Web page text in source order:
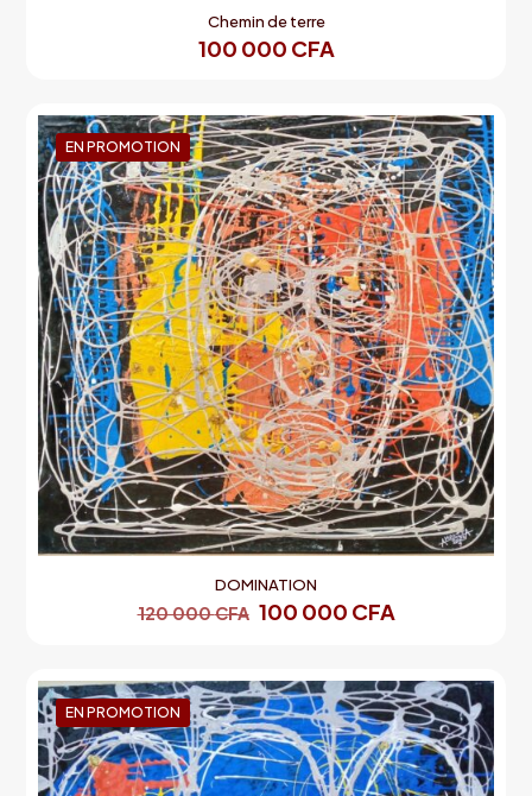
Chemin de terre
100 000 CFA
EN PROMOTION
DOMINATION
120 000CFA 100 000 CFA
EN PROMOTION